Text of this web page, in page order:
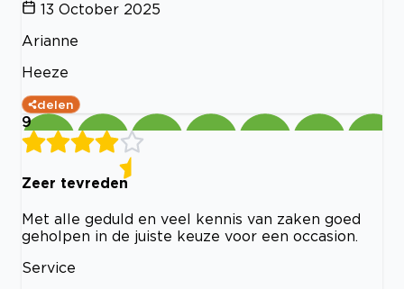
13 October 2025
Arianne
Heeze
delen
9
Zeer tevreden
Met alle geduld en veel kennis van zaken goed
geholpen in de juiste keuze voor een occasion.
Service